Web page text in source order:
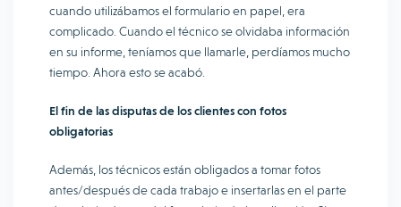
cuando utilizábamos el formulario en papel, era
complicado. Cuando el técnico se olvidaba información
en su informe, teníamos que llamarle, perdíamos mucho
tiempo. Ahora esto se acabó.
El fin de las disputas de los clientes con fotos
obligatorias
Además, los técnicos están obligados a tomar fotos
antes/después de cada trabajo e insertarlas en el parte